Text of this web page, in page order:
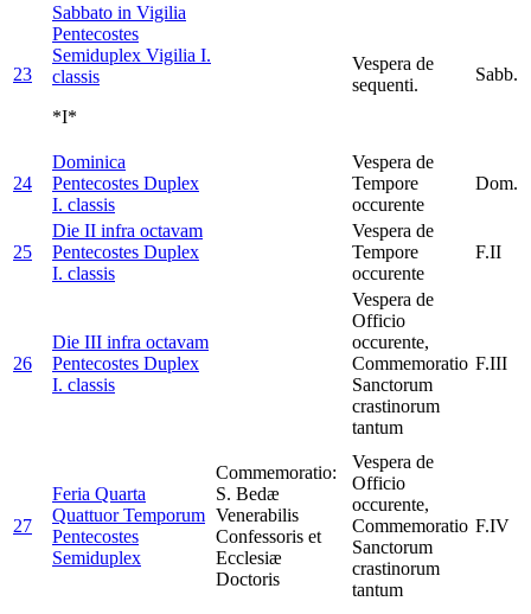
23
Sabbato in Vigilia
Pentecostes
Semiduplex Vigilia I.
classis
*I*
Vespera de
sequenti.
Sabb.
24
Dominica
Pentecostes Duplex
I. classis
Vespera de
Tempore
occurente
Dom.
25
Die II infra octavam
Pentecostes Duplex
I. classis
Vespera de
Tempore
occurente
F.II
26
Die III infra octavam
Pentecostes Duplex
I. classis
Vespera de
Officio
occurente,
Commemoratio
Sanctorum
crastinorum
tantum
F.III
27
Feria Quarta
Quattuor Temporum
Pentecostes
Semiduplex
Commemoratio:
S. Bedæ
Venerabilis
Confessoris et
Ecclesiæ
Doctoris
Vespera de
Officio
occurente,
Commemoratio
Sanctorum
crastinorum
tantum
F.IV